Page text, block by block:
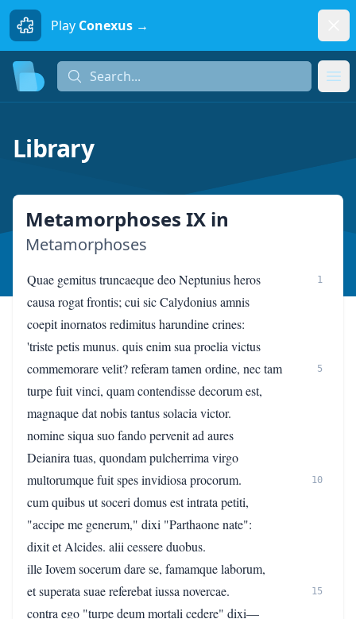
Play Conexus →
Search...
Library
Metamorphoses IX in
Metamorphoses
Quae gemitus truncaeque deo Neptunius heros 1
causa rogat frontis; cui sic Calydonius amnis
coepit inornatos redimitus harundine crines:
'triste petis munus. quis enim sua proelia victus
commemorare velit? referam tamen ordine, nec tam
5
turpe fuit vinci, quam contendisse decorum est,
magnaque dat nobis tantus solacia victor.
nomine siqua suo fando pervenit ad aures
Deianira tuas, quondam pulcherrima virgo
multorumque fuit spes invidiosa procorum.
10
cum quibus ut soceri domus est intrata petiti,
"accipe me generum," dixi "Parthaone nate":
dixit et Alcides. alii cessere duobus.
ille Iovem socerum dare se, famamque laborum,
et superata suae referebat iussa novercae.
15
contra ego "turpe deum mortali cedere" dixi—